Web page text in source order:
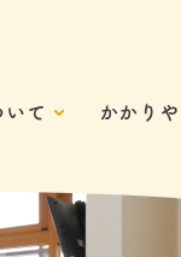
いて かかり